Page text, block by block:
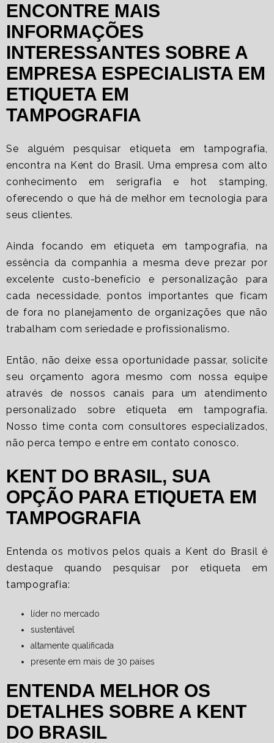
ENCONTRE MAIS
INFORMAÇÕES
INTERESSANTES SOBRE A
EMPRESA ESPECIALISTA EM
ETIQUETA EM
TAMPOGRAFIA
Se alguém pesquisaretiqueta em tampografia,
encontra na Kent do Brasil. Uma empresa com alto
conhecimento em serigrafia e hot stamping,
oferecendo o que há de melhor em tecnologia para
seus clientes.
Ainda focando em etiqueta em tampografia, na
essência da companhia a mesma deve prezar por
excelente custo-benefício e personalização para
cada necessidade, pontos importantes que ficam
de fora no planejamento de organizações que não
trabalham com seriedade e profissionalismo.
Então, não deixe essa oportunidade passar, solicite
seu orçamento agora mesmo com nossa equipe
através de nossos canais para um atendimento
personalizado sobre etiqueta em tampografia.
Nosso time conta com consultores especializados,
não perca tempo e entre em contato conosco.
KENT DO BRASIL, SUA
OPÇÃO PARA ETIQUETA EM
TAMPOGRAFIA
Entenda os motivos pelos quais a Kent do Brasil é
destaque quando pesquisar por etiqueta em
tampografia:
líder no mercado
sustentável
altamente qualificada
presente em mais de 30 países
ENTENDA MELHOR OS
DETALHES SOBRE A KENT
DO BRASIL